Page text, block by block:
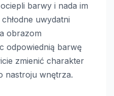
barwy i nada im
uwydatni
obrazom
odpowiednią barwę
zmienić charakter
nastroju wnętrza.